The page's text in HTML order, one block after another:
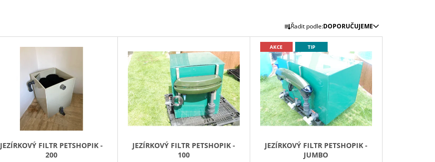
Ř
A
Z
E
N
Í
P
R
O
D
U
Řadit podle:DOPORUČUJEME
JEZÍRKOVÝ FILTR PETSHOPIK -
200
JEZÍRKOVÝ FILTR PETSHOPIK -
100
AKCE TIP
JEZÍRKOVÝ FILTR PETSHOPIK -
JUMBO